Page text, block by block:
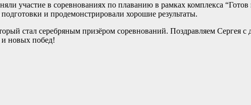
участие в соревнованиях по плаванию в рамках комплекса
и продемонстрировали хорошие результаты.
стал серебряным призёром соревнований. Поздравляем Сергея
и новых побед!